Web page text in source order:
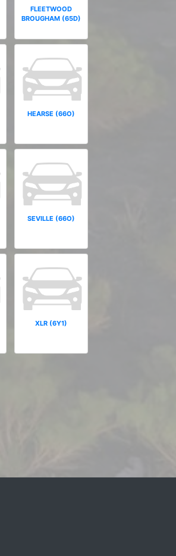
FLEETWOOD
BROUGHAM (65D)
HEARSE (66O)
SEVILLE (66O)
XLR (6Y1)